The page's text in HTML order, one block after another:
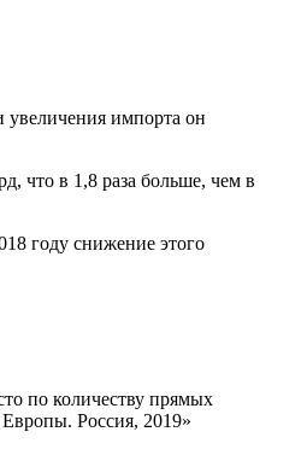
увеличения импорта он
что в 1,8 раза больше, чем в
году снижение этого
по количеству прямых
Россия, 2019»